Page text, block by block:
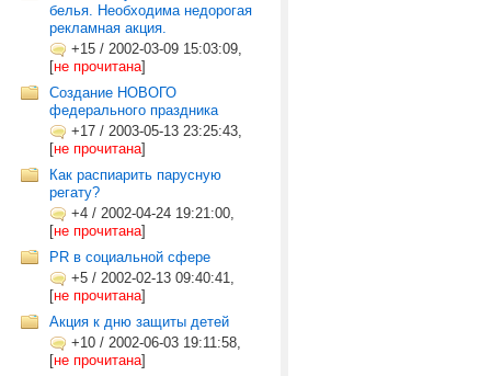
белья. Необходима недорогая
рекламная акция.
+15 / 2002-03-09 15:03:09,
[не прочитана]
Создание НОВОГО
федерального праздника
+17 / 2003-05-13 23:25:43,
[не прочитана]
Как распиарить парусную
регату?
+4 / 2002-04-24 19:21:00,
[не прочитана]
PR в социальной сфере
+5 / 2002-02-13 09:40:41,
[не прочитана]
Акция к дню защиты детей
+10 / 2002-06-03 19:11:58,
[не прочитана]